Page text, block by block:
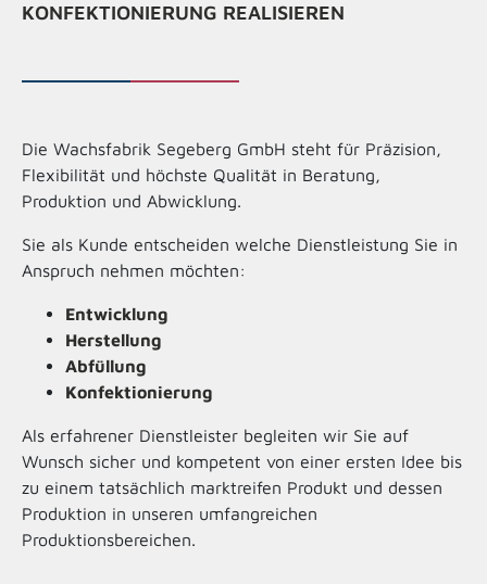
KONFEKTIONIERUNG REALISIEREN
Die Wachsfabrik Segeberg GmbH steht für Präzision,
Flexibilität und höchste Qualität in Beratung,
Produktion und Abwicklung.
Sie als Kunde entscheiden welche Dienstleistung Sie in
Anspruch nehmen möchten:
Entwicklung
Herstellung
Abfüllung
Konfektionierung
Als erfahrener Dienstleister begleiten wir Sie auf
Wunsch sicher und kompetent von einer ersten Idee bis
zu einem tatsächlich marktreifen Produkt und dessen
Produktion in unseren umfangreichen
Produktionsbereichen.